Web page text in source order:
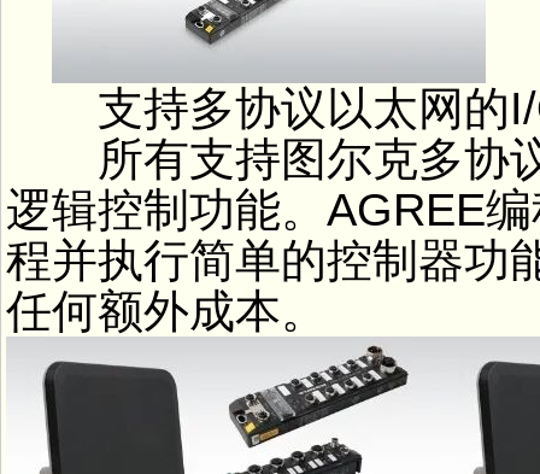
支持多协议以太网的I/
所有支持图尔克多协
逻辑控制功能。AGREE
程并执行简单的控制器功
任何额外成本。